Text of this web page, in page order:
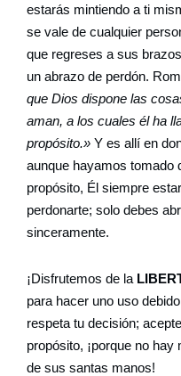
estarás mintiendo a ti
se vale de cualquier
que regreses a sus
un abrazo de perdón.
que Dios dispone las
aman, a los cuales él ha
propósito.» Y es allí en
aunque hayamos tomado
propósito, Él siempre
perdonarte; solo debes
sinceramente.
¡Disfrutemos de la
para hacer uno uso
respeta tu decisión;
propósito, ¡porque no
de sus santas manos!